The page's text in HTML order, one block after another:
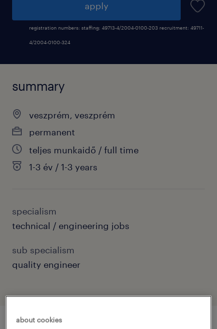
apply
registration numbers: staffing: 49713-4/2004-0100-203 recruitment: 49711-
4/2004-0100-324
summary
veszprém, veszprém
permanent
teljes munkaidő / full time
1-3 év / 1-3 years
specialism
technical / engineering jobs
sub specialism
quality engineer
about cookies